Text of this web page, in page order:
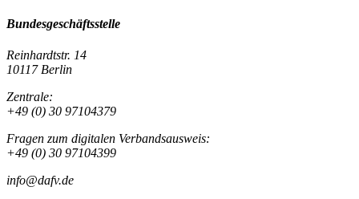
Bundesgeschäftsstelle
Reinhardtstr. 14
10117 Berlin
Zentrale:
+49 (0) 30 97104379
Fragen zum digitalen Verbandsausweis:
+49 (0) 30 97104399
info@dafv.de